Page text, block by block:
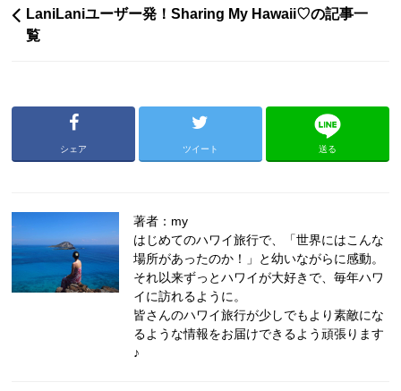
LaniLaniユーザー発！Sharing My Hawaii♡の記事一
覧
シェア ツイート 送る
著者：my
はじめてのハワイ旅行で、「世界にはこんな
場所があったのか！」と幼いながらに感動。
それ以来ずっとハワイが大好きで、毎年ハワ
イに訪れるように。
皆さんのハワイ旅行が少しでもより素敵にな
るような情報をお届けできるよう頑張ります
♪